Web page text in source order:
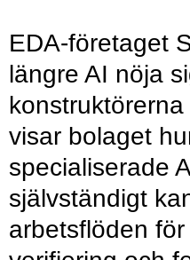
EDA-företaget
längre AI nöja
visar bolaget
specialiserade
självständigt
arbetsflöden